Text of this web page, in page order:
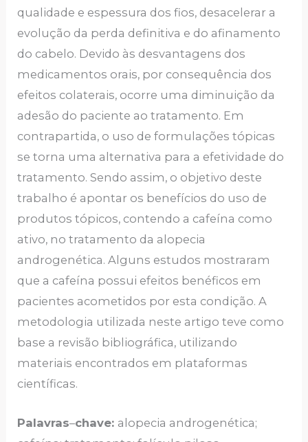
qualidade e espessura dos fios, desacelerar a
evolução da perda definitiva e do afinamento
do cabelo. Devido às desvantagens dos
medicamentos orais, por consequência dos
efeitos colaterais, ocorre uma diminuição da
adesão do paciente ao tratamento. Em
contrapartida, o uso de formulações tópicas
se torna uma alternativa para a efetividade do
tratamento. Sendo assim, o objetivo deste
trabalho é apontar os benefícios do uso de
produtos tópicos, contendo a cafeína como
ativo, no tratamento da alopecia
androgenética. Alguns estudos mostraram
que a cafeína possui efeitos benéficos em
pacientes acometidos por esta condição. A
metodologia utilizada neste artigo teve como
base a revisão bibliográfica, utilizando
materiais encontrados em plataformas
científicas.
Palavras–chave: alopecia androgenética;